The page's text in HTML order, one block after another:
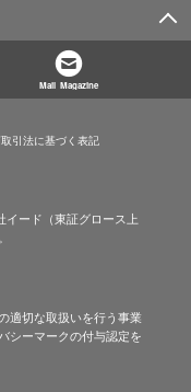
Mail Magazine
引法に基づく表記
イード（東証グロース上
適切な取扱いを行う事業
シーマークの付与認定を